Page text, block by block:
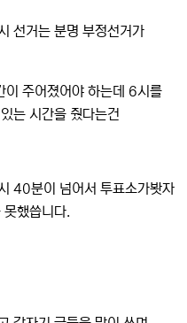
선거는 분명 부정선거가
이 주어졌어야 하는데 6시를
는 시간을 줬다는건
40분이 넘어서 투표소가봣자
했씁니다.